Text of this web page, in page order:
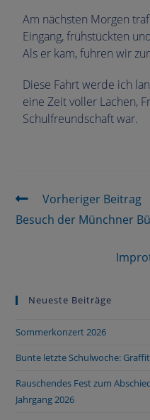
Am nächsten Morgen
Eingang, frühstückten
Als er kam, fuhren wir
Diese Fahrt werde ich
eine Zeit voller Lachen,
Schulfreundschaft war.
Vorheriger Beitrag
Besuch der Münchner
Neueste Beiträge
Sommerkonzert 2026
Bunte letzte Schulwoche:
Rauschendes Fest zum
Jahrgang 2026